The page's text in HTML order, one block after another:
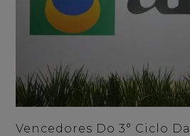
Vencedores Do 3° Ciclo